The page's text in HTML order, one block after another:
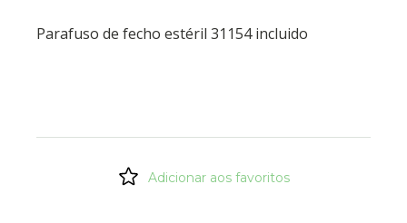
Parafuso de fecho estéril 31154 incluido
Adicionar aos favoritos